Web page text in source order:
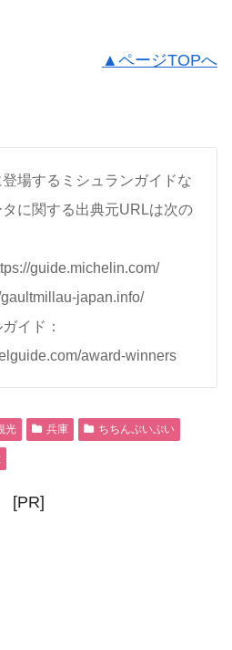
▲ページTOPへ
登場するミシュランガイドな
に関する出典元URLは次の
guide.michelin.com/
japan.info/
イド：
award-winners
光 兵庫 ちちんぷいぷい
[PR]